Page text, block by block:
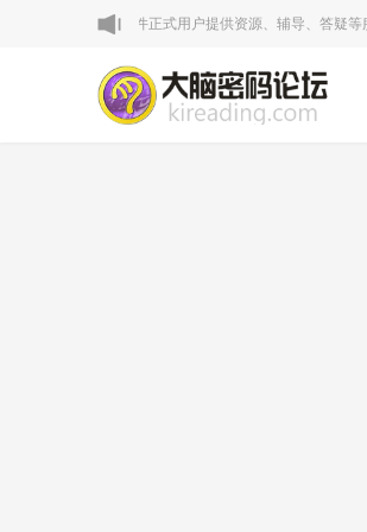
：本论坛VIP区为软件正式用户提供资源、辅导、答疑等